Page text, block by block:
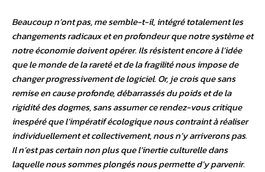
Beaucoup n’ont pas, me semble-t-il, intégré totalement les
changements radicaux et en profondeur que notre système et
notre économie doivent opérer. Ils résistent encore à l’idée
que le monde de la rareté et de la fragilité nous impose de
changer progressivement de logiciel. Or, je crois que sans
remise en cause profonde, débarrassés du poids et de la
rigidité des dogmes, sans assumer ce rendez-vous critique
inespéré que l’impératif écologique nous contraint à réaliser
individuellement et collectivement, nous n’y arriverons pas.
Il n’est pas certain non plus que l’inertie culturelle dans
laquelle nous sommes plongés nous permette d’y parvenir.